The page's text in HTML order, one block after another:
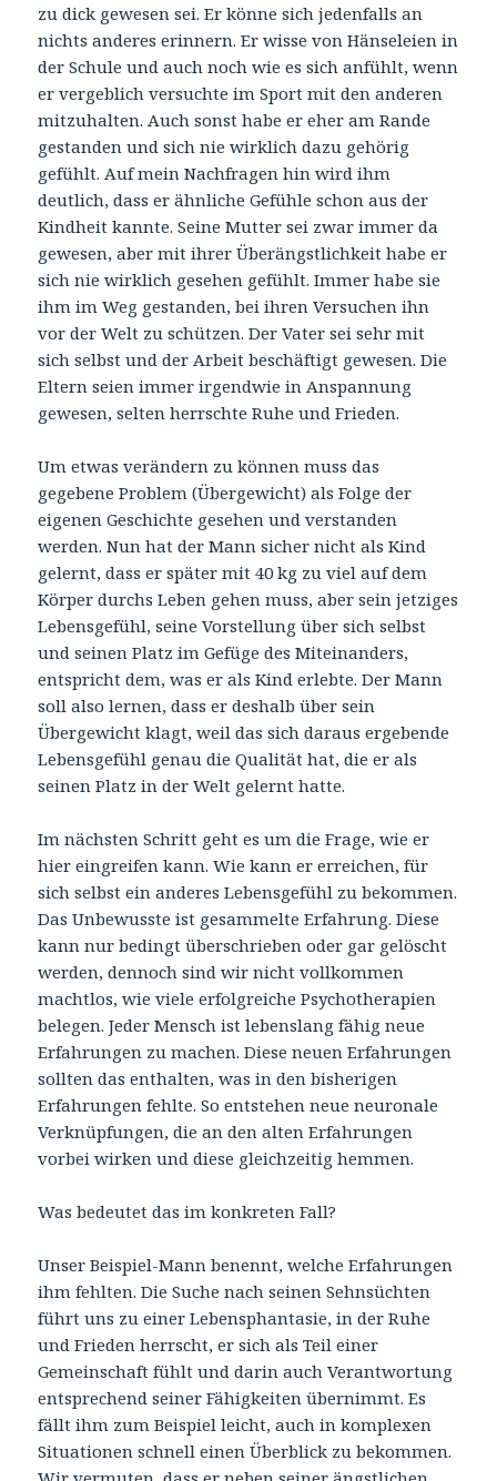
zu dick gewesen sei. Er könne sich jedenfalls an
nichts anderes erinnern. Er wisse von Hänseleien in
der Schule und auch noch wie es sich anfühlt, wenn
er vergeblich versuchte im Sport mit den anderen
mitzuhalten. Auch sonst habe er eher am Rande
gestanden und sich nie wirklich dazu gehörig
gefühlt. Auf mein Nachfragen hin wird ihm
deutlich, dass er ähnliche Gefühle schon aus der
Kindheit kannte. Seine Mutter sei zwar immer da
gewesen, aber mit ihrer Überängstlichkeit habe er
sich nie wirklich gesehen gefühlt. Immer habe sie
ihm im Weg gestanden, bei ihren Versuchen ihn
vor der Welt zu schützen. Der Vater sei sehr mit
sich selbst und der Arbeit beschäftigt gewesen. Die
Eltern seien immer irgendwie in Anspannung
gewesen, selten herrschte Ruhe und Frieden.
Um etwas verändern zu können muss das
gegebene Problem (Übergewicht) als Folge der
eigenen Geschichte gesehen und verstanden
werden. Nun hat der Mann sicher nicht als Kind
gelernt, dass er später mit 40 kg zu viel auf dem
Körper durchs Leben gehen muss, aber sein jetziges
Lebensgefühl, seine Vorstellung über sich selbst
und seinen Platz im Gefüge des Miteinanders,
entspricht dem, was er als Kind erlebte. Der Mann
soll also lernen, dass er deshalb über sein
Übergewicht klagt, weil das sich daraus ergebende
Lebensgefühl genau die Qualität hat, die er als
seinen Platz in der Welt gelernt hatte.
Im nächsten Schritt geht es um die Frage, wie er
hier eingreifen kann. Wie kann er erreichen, für
sich selbst ein anderes Lebensgefühl zu bekommen.
Das Unbewusste ist gesammelte Erfahrung. Diese
kann nur bedingt überschrieben oder gar gelöscht
werden, dennoch sind wir nicht vollkommen
machtlos, wie viele erfolgreiche Psychotherapien
belegen. Jeder Mensch ist lebenslang fähig neue
Erfahrungen zu machen. Diese neuen Erfahrungen
sollten das enthalten, was in den bisherigen
Erfahrungen fehlte. So entstehen neue neuronale
Verknüpfungen, die an den alten Erfahrungen
vorbei wirken und diese gleichzeitig hemmen.
Was bedeutet das im konkreten Fall?
Unser Beispiel-Mann benennt, welche Erfahrungen
ihm fehlten. Die Suche nach seinen Sehnsüchten
führt uns zu einer Lebensphantasie, in der Ruhe
und Frieden herrscht, er sich als Teil einer
Gemeinschaft fühlt und darin auch Verantwortung
entsprechend seiner Fähigkeiten übernimmt. Es
fällt ihm zum Beispiel leicht, auch in komplexen
Situationen schnell einen Überblick zu bekommen.